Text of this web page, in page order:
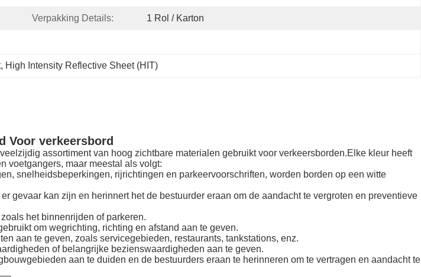
Verpakking Details: 1 Rol / Karton
, High Intensity Reflective Sheet (HIT)
Voor verkeersbord
assortiment van hoog zichtbare materialen gebruikt voor verkeersborden.Elke kleur heeft
voetgangers, maar meestal als volgt:
snelheidsbeperkingen, rijrichtingen en parkeervoorschriften, worden borden op een witte
gevaar kan zijn en herinnert het de bestuurder eraan om de aandacht te vergroten en preventieve
het binnenrijden of parkeren.
om wegrichting, richting en afstand aan te geven.
aan te geven, zoals servicegebieden, restaurants, tankstations, enz.
of belangrijke bezienswaardigheden aan te geven.
aan te duiden en de bestuurders eraan te herinneren om te vertragen en aandacht te